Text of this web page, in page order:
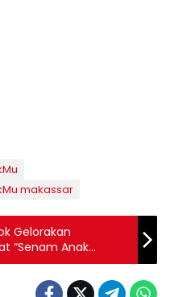
makassar
Gelorakan
“Senam Anak